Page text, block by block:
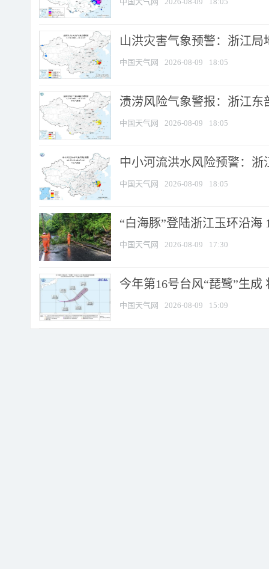
山洪灾害气象预警：浙江
中国天气网 2026-08-09 18:05
渍涝风险气象警报：浙江
中国天气网 2026-08-09 18:05
中小河流洪水风险预警：
中国天气网 2026-08-09 18:05
“白海豚”登陆浙江玉环沿海
中国天气网 2026-08-09 17:30
今年第16号台风“琵鹭”生
中国天气网 2026-08-09 15:09